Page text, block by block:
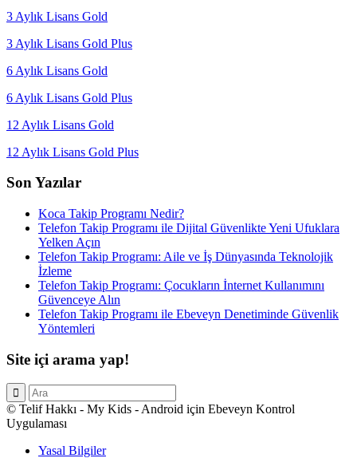
3 Aylık Lisans Gold
3 Aylık Lisans Gold Plus
6 Aylık Lisans Gold
6 Aylık Lisans Gold Plus
12 Aylık Lisans Gold
12 Aylık Lisans Gold Plus
Son Yazılar
Koca Takip Programı Nedir?
Telefon Takip Programı ile Dijital Güvenlikte Yeni Ufuklara
Yelken Açın
Telefon Takip Programı: Aile ve İş Dünyasında Teknolojik
İzleme
Telefon Takip Programı: Çocukların İnternet Kullanımını
Güvenceye Alın
Telefon Takip Programı ile Ebeveyn Denetiminde Güvenlik
Yöntemleri
Site içi arama yap!
© Telif Hakkı - My Kids - Android için Ebeveyn Kontrol
Uygulaması
Yasal Bilgiler